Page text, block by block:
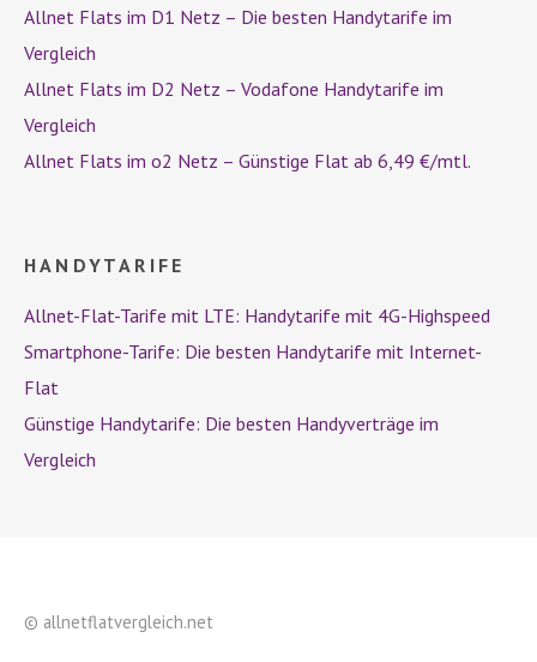
Allnet Flats im D1 Netz – Die besten Handytarife im
Vergleich
Allnet Flats im D2 Netz – Vodafone Handytarife im
Vergleich
Allnet Flats im o2 Netz – Günstige Flat ab 6,49 €/mtl.
HANDYTARIFE
Allnet-Flat-Tarife mit LTE: Handytarife mit 4G-Highspeed
Smartphone-Tarife: Die besten Handytarife mit Internet-
Flat
Günstige Handytarife: Die besten Handyverträge im
Vergleich
© allnetflatvergleich.net